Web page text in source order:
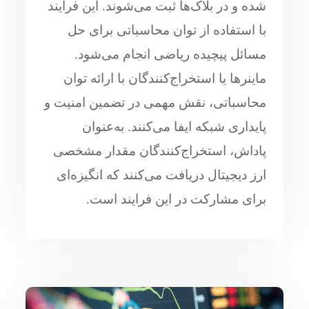
شده و در بلاک‌ها ثبت می‌شوند. این فرایند
با استفاده از توان محاسباتی برای حل
مسائل پیچیده ریاضی انجام می‌شود.
ماینرها یا استخراج‌کنندگان با ارائه توان
محاسباتی، نقش مهمی در تضمین امنیت و
پایداری شبکه ایفا می‌کنند. به‌عنوان
پاداش، استخراج‌کنندگان مقدار مشخصی
ارز دیجیتال دریافت می‌کنند که انگیزه‌ای
برای مشارکت در این فرایند است.